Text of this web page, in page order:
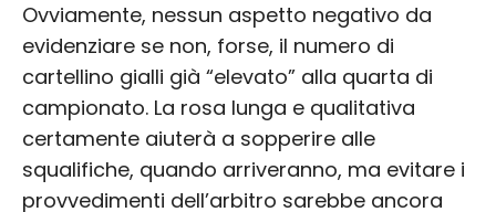
Ovviamente, nessun aspetto negativo da
evidenziare se non, forse, il numero di
cartellino gialli già “elevato” alla quarta di
campionato. La rosa lunga e qualitativa
certamente aiuterà a sopperire alle
squalifiche, quando arriveranno, ma evitare i
provvedimenti dell’arbitro sarebbe ancora